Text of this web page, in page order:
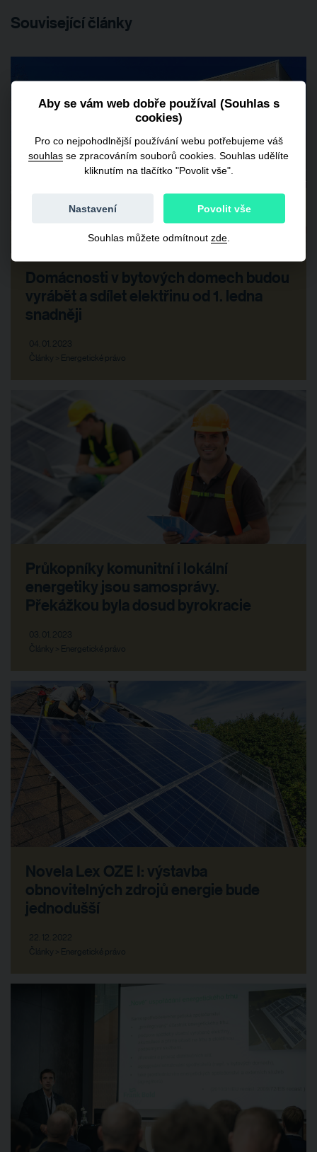
Související články
Domácnosti v bytových domech budou
vyrábět a sdílet elektřinu od 1. ledna
snadněji
04. 01. 2023
Články > Energetické právo
Průkopníky komunitní i lokální
energetiky jsou samosprávy.
Překážkou byla dosud byrokracie
03. 01. 2023
Články > Energetické právo
Novela Lex OZE I: výstavba
obnovitelných zdrojů energie bude
jednodušší
22. 12. 2022
Články > Energetické právo
Aby se vám web dobře používal (Souhlas s
cookies)
Pro co nejpohodlnější používání webu potřebujeme váš
souhlas se zpracováním souborů cookies. Souhlas udělíte
kliknutím na tlačítko "Povolit vše".
Povolit vše
Nastavení
Souhlas můžete odmítnout zde.